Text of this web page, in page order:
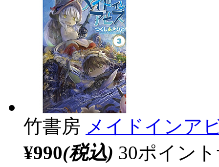
竹書房 メイドインア
¥990(税込) 30ポイン